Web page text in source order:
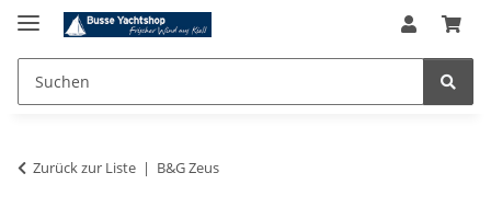
Zurück zur Liste B&G Zeus